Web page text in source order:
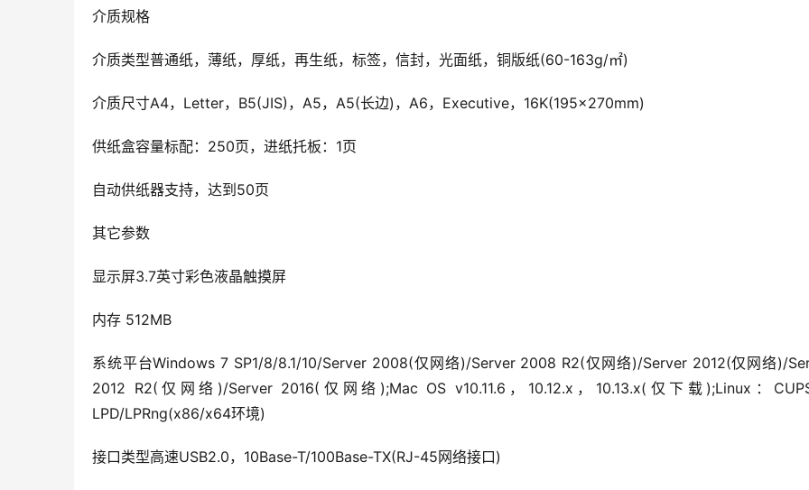
介质规格
介质类型普通纸，薄纸，厚纸，再生纸，标签，信封，光面纸，铜版纸(60-163g/㎡)
介质尺寸A4，Letter，B5(JIS)，A5，A5(长边)，A6，Executive，16K(195×270mm)
供纸盒容量标配：250页，进纸托板：1页
自动供纸器支持，达到50页
其它参数
显示屏3.7英寸彩色液晶触摸屏
内存 512MB
系统平台Windows 7 SP1/8/8.1/10/Server 2008(仅网络)/Server 2008 R2(仅网络)/Server 2012(仅网络)/
2012 R2(仅网络)/Server 2016(仅网络);Mac OS v10.11.6，10.12.x，10.13.x(仅下载);Linux：
LPD/LPRng(x86/x64环境)
接口类型高速USB2.0，10Base-T/100Base-TX(RJ-45网络接口)